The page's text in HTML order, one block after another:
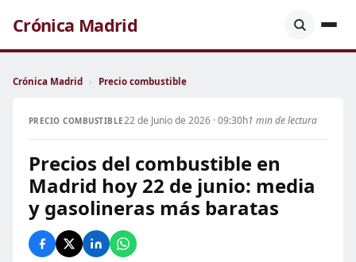
Crónica Madrid
Crónica Madrid › Precio combustible
PRECIO COMBUSTIBLE22 de Junio de 2026 · 09:30h1 min de lectura
Precios del combustible en
Madrid hoy 22 de junio: media
y gasolineras más baratas